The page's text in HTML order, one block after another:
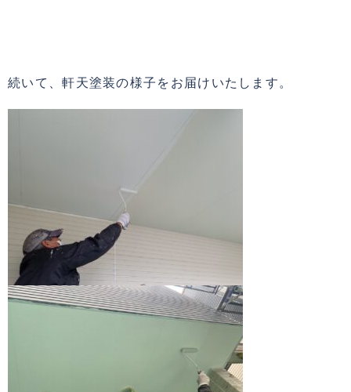
続いて、軒天塗装の様子をお届けいたします。